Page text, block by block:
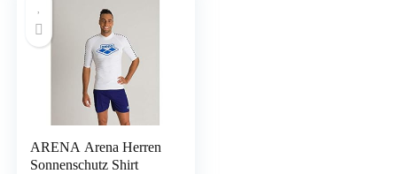
ARENA Arena Herren
Sonnenschutz Shirt